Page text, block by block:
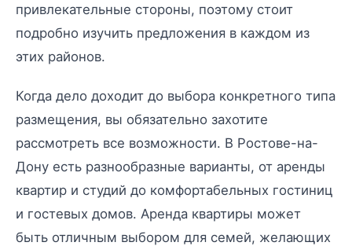
привлекательные стороны, поэтому стоит
подробно изучить предложения в каждом из
этих районов.
Когда дело доходит до выбора конкретного типа
размещения, вы обязательно захотите
рассмотреть все возможности. В Ростове-на-
Дону есть разнообразные варианты, от аренды
квартир и студий до комфортабельных гостиниц
и гостевых домов. Аренда квартиры может
быть отличным выбором для семей, желающих